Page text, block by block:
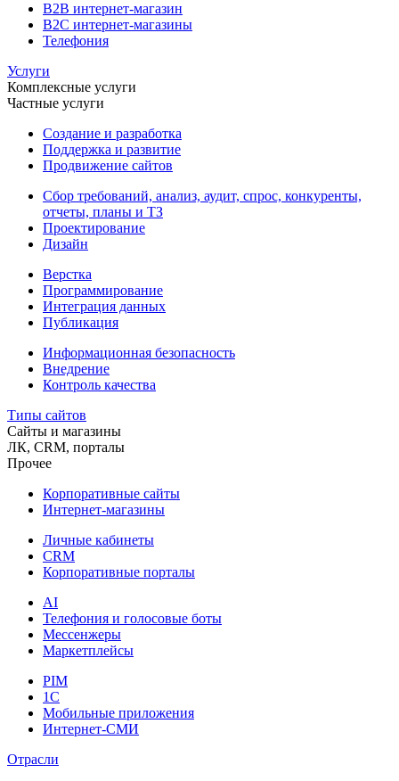
B2B интернет-магазин
B2C интернет-магазины
Телефония
Услуги
Комплексные услуги
Частные услуги
Создание и разработка
Поддержка и развитие
Продвижение сайтов
Сбор требований, анализ, аудит, спрос, конкуренты,
отчеты, планы и ТЗ
Проектирование
Дизайн
Верстка
Программирование
Интеграция данных
Публикация
Информационная безопасность
Внедрение
Контроль качества
Типы сайтов
Сайты и магазины
ЛК, CRM, порталы
Прочее
Корпоративные сайты
Интернет-магазины
Личные кабинеты
CRM
Корпоративные порталы
AI
Телефония и голосовые боты
Мессенжеры
Маркетплейсы
PIM
1C
Мобильные приложения
Интернет-СМИ
Отрасли